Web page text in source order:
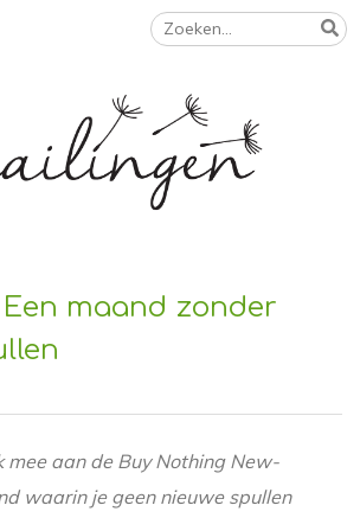
Zoeken
naar:
maand zonder
mee aan de Buy Nothing New-
waarin je geen nieuwe spullen